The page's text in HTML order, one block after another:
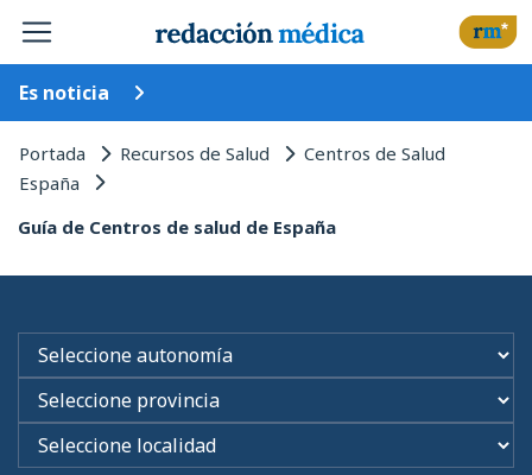
Es noticia
Portada Recursos de Salud Centros de Salud
España
Guía de Centros de salud de España